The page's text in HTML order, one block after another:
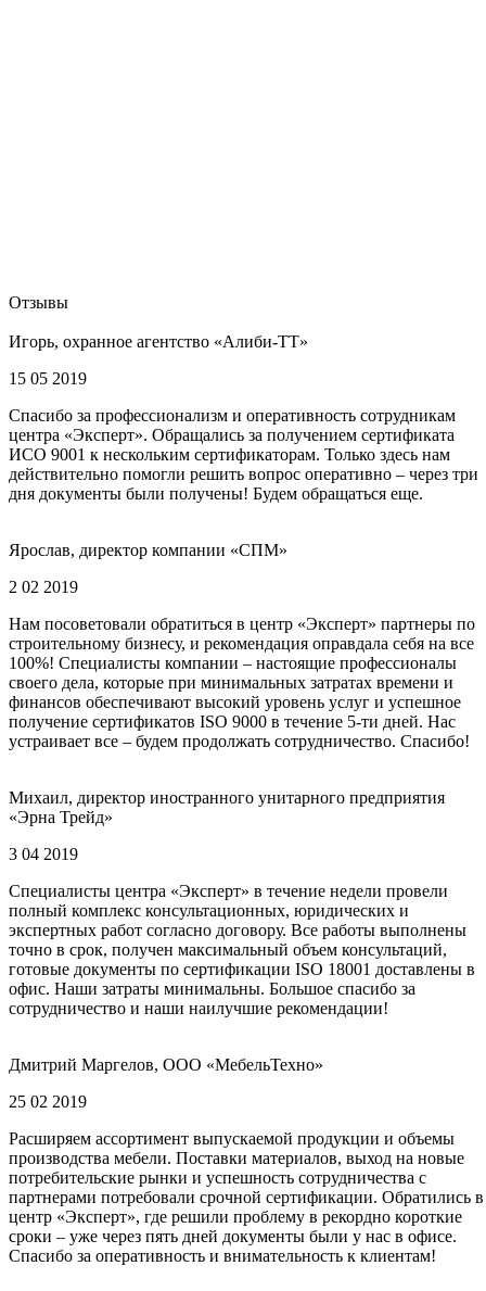
Отзывы
Игорь, охранное агентство «Алиби-ТТ»
15 05 2019
Спасибо за профессионализм и оперативность сотрудникам
центра «Эксперт». Обращались за получением сертификата
ИСО 9001 к нескольким сертификаторам. Только здесь нам
действительно помогли решить вопрос оперативно – через три
дня документы были получены! Будем обращаться еще.
Ярослав, директор компании «СПМ»
2 02 2019
Нам посоветовали обратиться в центр «Эксперт» партнеры по
строительному бизнесу, и рекомендация оправдала себя на все
100%! Специалисты компании – настоящие профессионалы
своего дела, которые при минимальных затратах времени и
финансов обеспечивают высокий уровень услуг и успешное
получение сертификатов ISO 9000 в течение 5-ти дней. Нас
устраивает все – будем продолжать сотрудничество. Спасибо!
Михаил, директор иностранного унитарного предприятия
«Эрна Трейд»
3 04 2019
Специалисты центра «Эксперт» в течение недели провели
полный комплекс консультационных, юридических и
экспертных работ согласно договору. Все работы выполнены
точно в срок, получен максимальный объем консультаций,
готовые документы по сертификации ISO 18001 доставлены в
офис. Наши затраты минимальны. Большое спасибо за
сотрудничество и наши наилучшие рекомендации!
Дмитрий Маргелов, ООО «МебельТехно»
25 02 2019
Расширяем ассортимент выпускаемой продукции и объемы
производства мебели. Поставки материалов, выход на новые
потребительские рынки и успешность сотрудничества с
партнерами потребовали срочной сертификации. Обратились в
центр «Эксперт», где решили проблему в рекордно короткие
сроки – уже через пять дней документы были у нас в офисе.
Спасибо за оперативность и внимательность к клиентам!